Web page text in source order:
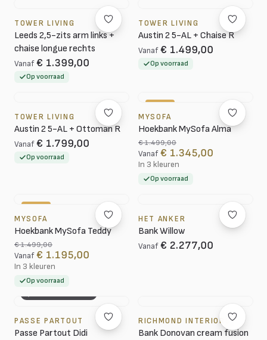
TOWER LIVING
Leeds 2,5-zits arm links +
chaise longue rechts
Vanaf € 1.399,00
Op voorraad
TOWER LIVING
Austin 2 5-AL + Chaise R
Vanaf € 1.499,00
Op voorraad
TOWER LIVING
Austin 2 5-AL + Ottoman R
Vanaf € 1.799,00
Op voorraad
MYSOFA
Hoekbank MySofa Alma
€ 1.499,00
Vanaf € 1.345,00
In 3 kleuren
Op voorraad
MYSOFA
Hoekbank MySofa Teddy
€ 1.499,00
Vanaf € 1.195,00
In 3 kleuren
Op voorraad
HET ANKER
Bank Willow
Vanaf € 2.277,00
PASSE PARTOUT
Passe Partout Didi
RICHMOND INTERIORS
Bank Donovan cream fusion